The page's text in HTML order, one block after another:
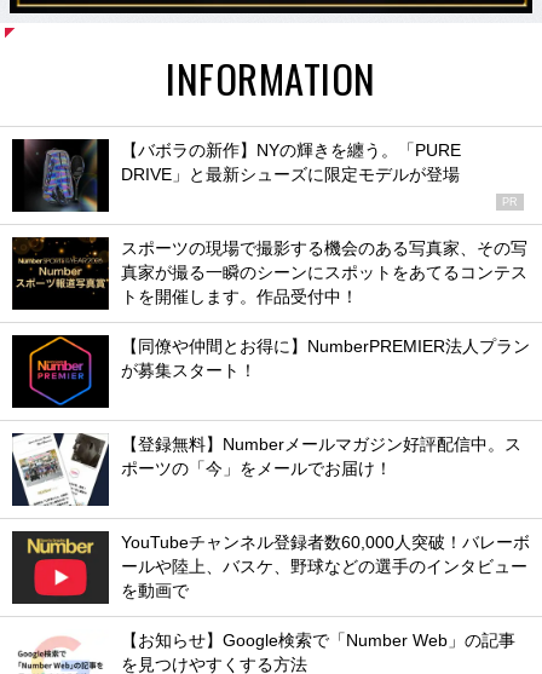
INFORMATION
【バボラの新作】NYの輝きを纏う。「PURE
DRIVE」と最新シューズに限定モデルが登場
PR
スポーツの現場で撮影する機会のある写真家、その写
真家が撮る一瞬のシーンにスポットをあてるコンテス
トを開催します。作品受付中！
【同僚や仲間とお得に】NumberPREMIER法人プラン
が募集スタート！
【登録無料】Numberメールマガジン好評配信中。ス
ポーツの「今」をメールでお届け！
YouTubeチャンネル登録者数60,000人突破！バレーボ
ールや陸上、バスケ、野球などの選手のインタビュー
を動画で
【お知らせ】Google検索で「Number Web」の記事
を見つけやすくする方法